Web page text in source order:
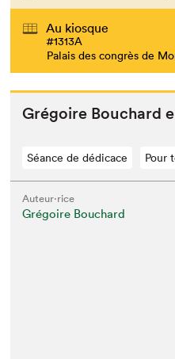
Au kiosque
#1313A
Palais des congrès de
Gré­goire Bouchard
Séance de dédicace Pour
Auteur·rice
Grégoire Bouchard